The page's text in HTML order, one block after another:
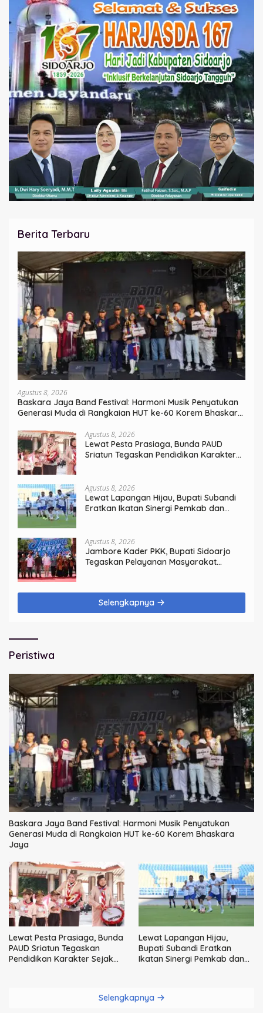
Berita Terbaru
Agustus 8, 2026
Baskara Jaya Band Festival: Harmoni Musik Penyatukan
Generasi Muda di Rangkaian HUT ke-60 Korem Bhaskara
Agustus 8, 2026
Lewat Pesta Prasiaga, Bunda PAUD
Sriatun Tegaskan Pendidikan Karakter
Agustus 8, 2026
Lewat Lapangan Hijau, Bupati Subandi
Eratkan Ikatan Sinergi Pemkab dan
Agustus 8, 2026
Jambore Kader PKK, Bupati Sidoarjo
Tegaskan Pelayanan Masyarakat
Selengkapnya
Peristiwa
Baskara Jaya Band Festival: Harmoni Musik Penyatukan
Generasi Muda di Rangkaian HUT ke-60 Korem Bhaskara
Jaya
Lewat Pesta Prasiaga, Bunda
PAUD Sriatun Tegaskan
Pendidikan Karakter Sejak
Lewat Lapangan Hijau,
Bupati Subandi Eratkan
Ikatan Sinergi Pemkab dan
Selengkapnya